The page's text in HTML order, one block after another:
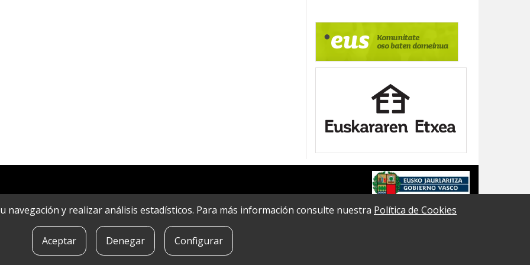
POLíTICA DE COOKIES | CONTACTO
navegación y realizar análisis estadísticos. Para más información consulte nuestra Política de Cookies
Aceptar Denegar Configurar